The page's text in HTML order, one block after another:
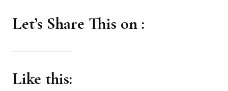
Let’s Share This on :
Like this: